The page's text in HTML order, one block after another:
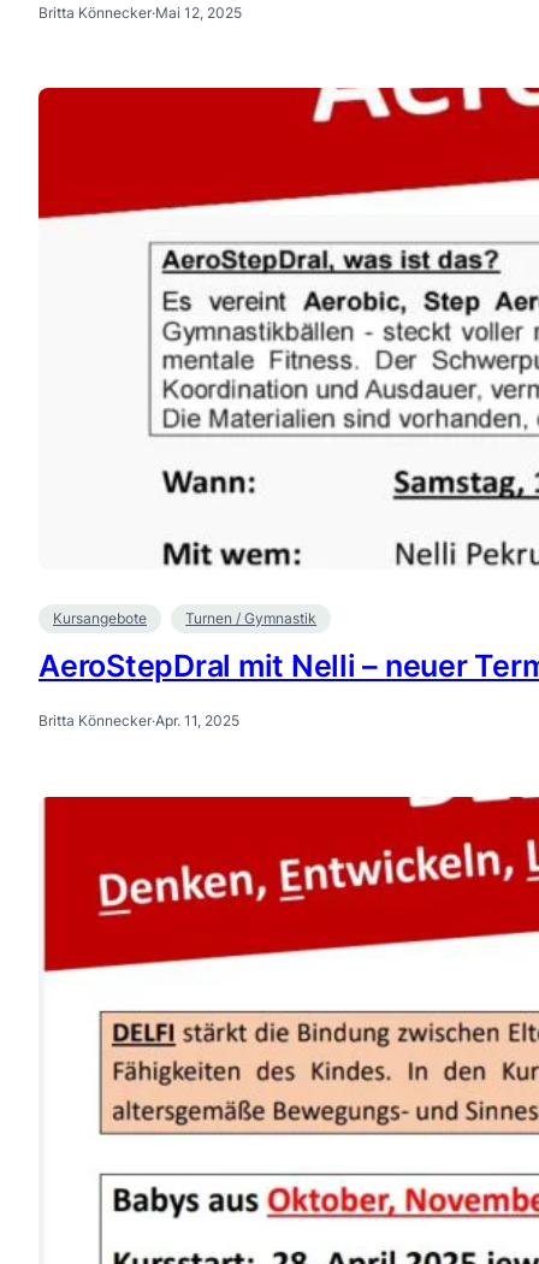
Britta Könnecker·Mai 12, 2025
Kursangebote Turnen / Gymnastik
AeroStepDral mit Nelli – neuer
Britta Könnecker·Apr. 11, 2025